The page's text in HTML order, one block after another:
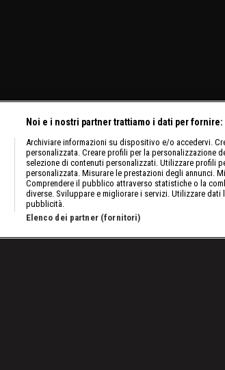
Noi e i nostri partner trattiamo i dati per fornire:
Archiviare informazioni su dispositivo e/o accedervi.
personalizzata. Creare profili per la personalizzazione
selezione di contenuti personalizzati. Utilizzare profili
personalizzata. Misurare le prestazioni degli annunci.
Comprendere il pubblico attraverso statistiche o la
diverse. Sviluppare e migliorare i servizi. Utilizzare dati
pubblicità.
Elenco dei partner (fornitori)